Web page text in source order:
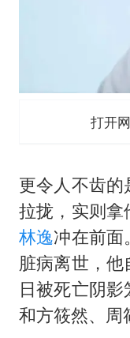
打开
更令人不齿
拉拢，实则
林逸冲在前面
脏病离世，
日被死亡阴影
和方筱然、周